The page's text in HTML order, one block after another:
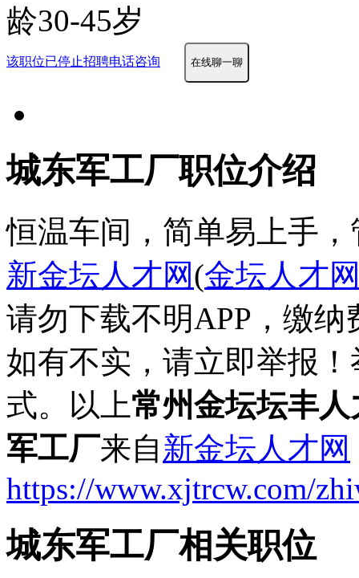
龄30-45岁
该职位已停止招聘电话咨询 在线聊一聊
城东军工厂职位介绍
恒温车间，简单易上手
新金坛人才网(金坛人才
请勿下载不明APP，缴
如有不实，请立即举报
式。以上常州金坛坛丰
军工厂来自新金坛人才网
https://www.xjtrcw.com/
城东军工厂相关职位